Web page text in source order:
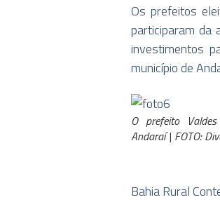
Os prefeitos
participaram da
investimentos
município de
O prefeito
Andaraí | FOTO:
Bahia Rural